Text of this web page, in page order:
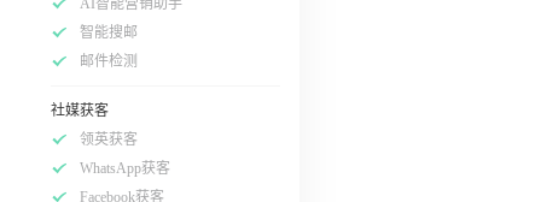
AI智能营销助手
智能搜邮
邮件检测
社媒获客
领英获客
WhatsApp获客
Facebook获客